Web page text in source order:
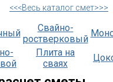
<<<Весь каталог смет>>>
Свайно-
ростверковый
Плита на
сваях